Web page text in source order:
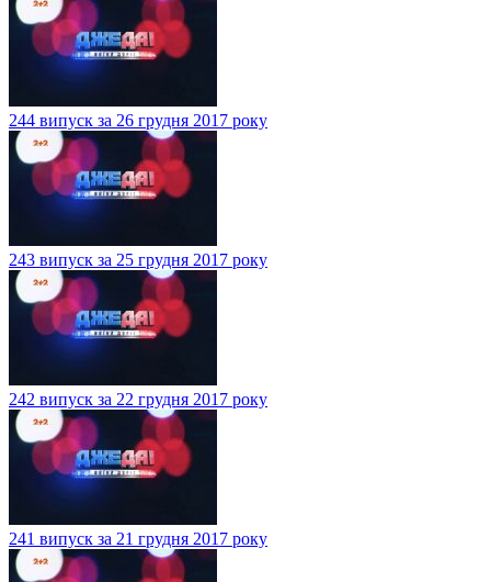
244 випуск за 26 грудня 2017 року
243 випуск за 25 грудня 2017 року
242 випуск за 22 грудня 2017 року
241 випуск за 21 грудня 2017 року